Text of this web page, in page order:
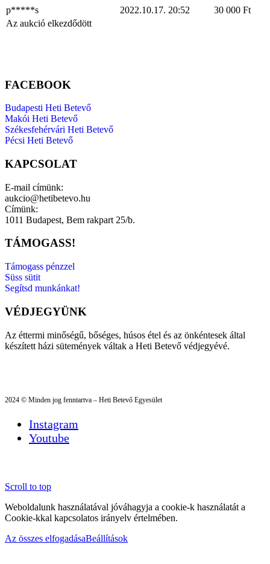
p*****s
2022.10.17. 20:52 30 000 Ft
Az aukció elkezdődött
FACEBOOK
Budapesti Heti Betevő
Makói Heti Betevő
Székesfehérvári Heti Betevő
Pécsi Heti Betevő
KAPCSOLAT
E-mail címünk:
aukcio@hetibetevo.hu
Címünk:
1011 Budapest, Bem rakpart 25/b.
TÁMOGASS!
Támogass pénzzel
Süss sütit
Segítsd munkánkat!
VÉDJEGYÜNK
Az éttermi minőségű, bőséges, húsos étel és az önkéntesek által
készített házi sütemények váltak a Heti Betevő védjegyévé.
2024 © Minden jog fenntartva – Heti Betevő Egyesület
Instagram
Youtube
Scroll to top
Weboldalunk használatával jóváhagyja a cookie-k használatát a
Cookie-kkal kapcsolatos irányelv értelmében.
Az összes elfogadásaBeállítások